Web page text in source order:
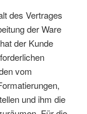
des Vertrages
der Ware
der Kunde
vom
und ihm die